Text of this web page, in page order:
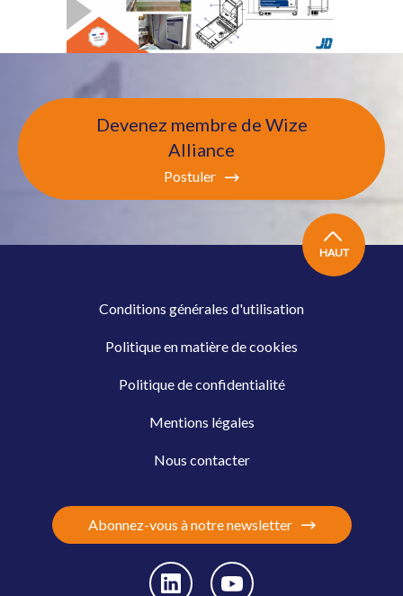
Devenez membre de Wize
Alliance
Postuler
Conditions générales d'utilisation
Politique en matière de cookies
Politique de confidentialité
Mentions légales
Nous contacter
Abonnez-vous à notre newsletter
HAUT